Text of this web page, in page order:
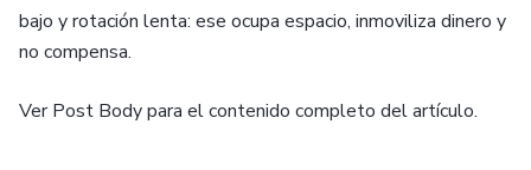
bajo y rotación lenta: ese ocupa espacio, inmoviliza dinero y
no compensa.
Ver Post Body para el contenido completo del artículo.